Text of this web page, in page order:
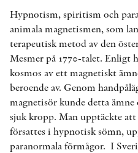
Hypnotism, spiritism och
animala magnetismen, som
terapeutisk metod av den
Mesmer på 1770-talet. Enligt
kosmos av ett magnetiskt
beroende av. Genom
magnetisör kunde detta
sjuk kropp. Man upptäckte
försattes i hypnotisk sömn,
paranormala förmågor. I